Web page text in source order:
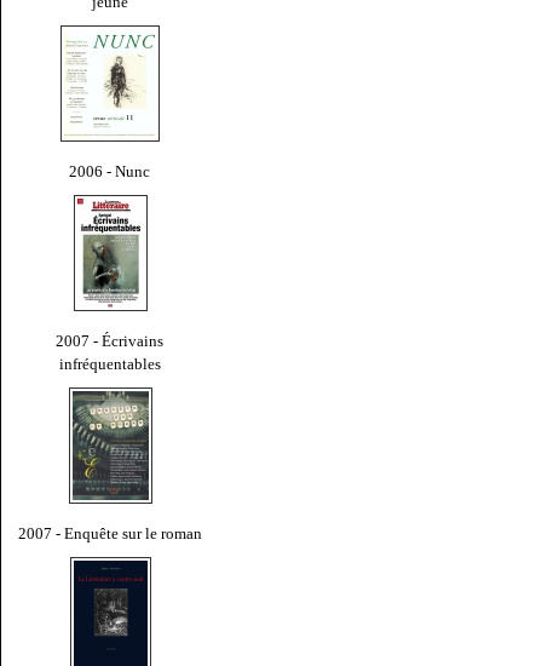
2006 - Nunc
2007 - Écrivains
infréquentables
2007 - Enquête sur le roman